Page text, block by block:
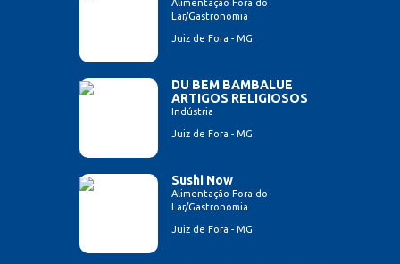
Alimentação Fora do
Lar/Gastronomia
Juiz de Fora - MG
DU BEM BAMBALUE
ARTIGOS RELIGIOSOS
Indústria
Juiz de Fora - MG
Sushi Now
Alimentação Fora do
Lar/Gastronomia
Juiz de Fora - MG